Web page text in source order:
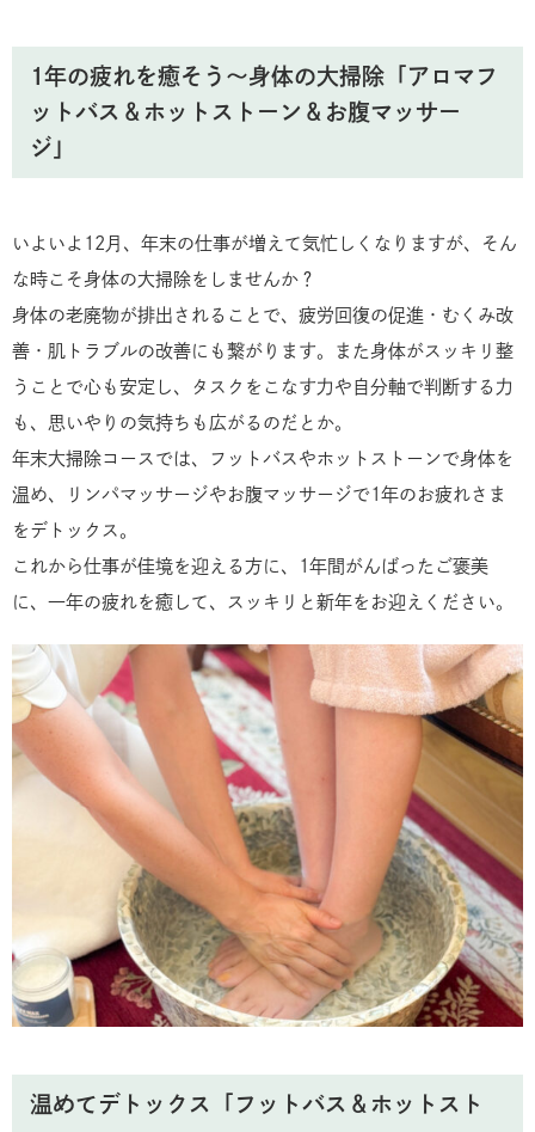
1年の疲れを癒そう〜身体の大掃除「アロマフ
ットバス＆ホットストーン＆お腹マッサー
ジ」
いよいよ12月、年末の仕事が増えて気忙しくなりますが、そん
な時こそ身体の大掃除をしませんか？
身体の老廃物が排出されることで、疲労回復の促進・むくみ改
善・肌トラブルの改善にも繋がります。また身体がスッキリ整
うことで心も安定し、タスクをこなす力や自分軸で判断する力
も、思いやりの気持ちも広がるのだとか。
年末大掃除コースでは、フットバスやホットストーンで身体を
温め、リンパマッサージやお腹マッサージで1年のお疲れさま
をデトックス。
これから仕事が佳境を迎える方に、1年間がんばったご褒美
に、一年の疲れを癒して、スッキリと新年をお迎えください。
温めてデトックス「フットバス＆ホットスト